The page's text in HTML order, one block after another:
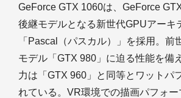
GeForce GTX 1060は、GeForce
後継モデルとなる新世代GPUアーキ
「Pascal（パスカル）」を採用。前
モデル「GTX 980」に迫る性能を備
力は「GTX 960」と同等とワットパ
れている。VR環境での描画パフォー